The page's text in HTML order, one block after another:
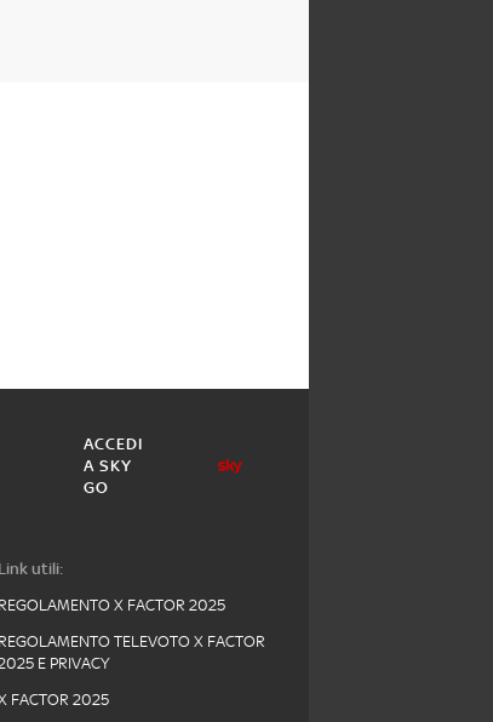
ACCEDI
A SKY
GO
Link utili:
REGOLAMENTO X FACTOR 2025
REGOLAMENTO TELEVOTO X FACTOR
E PRIVACY
FACTOR 2025